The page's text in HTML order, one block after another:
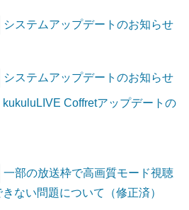
システムアップデートのお知らせ
システムアップデートのお知らせ
kukuluLIVE Coffretアップデートの
一部の放送枠で高画質モード視聴
ない問題について（修正済）